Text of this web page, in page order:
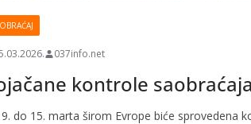
037info.net
kontrole
do 15. marta širom Evrope biće sprovedena